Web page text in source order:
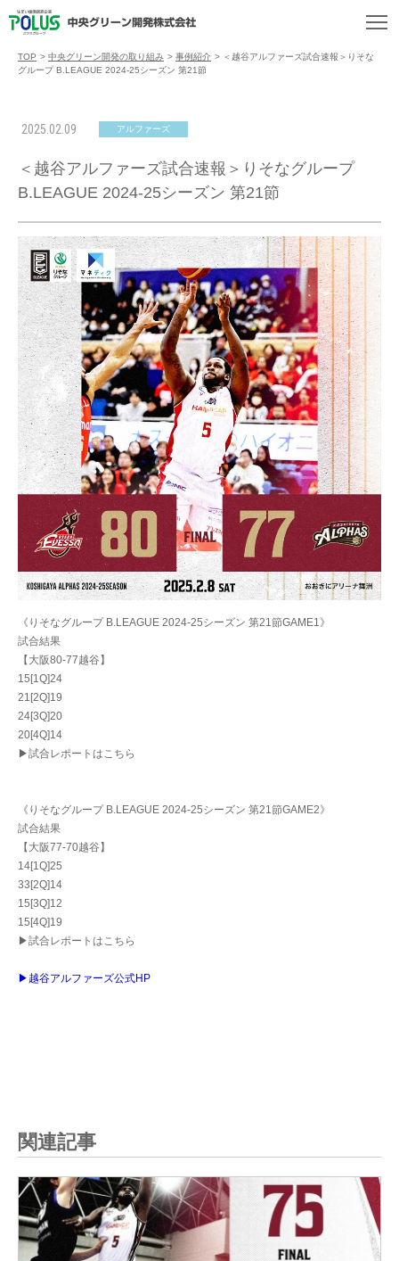
TOP > 中央グリーン開発の取り組み > 事例紹介 > ＜越谷アルファーズ試合速報＞りそな
グループ B.LEAGUE 2024-25シーズン 第21節
2025.02.09 アルファーズ
＜越谷アルファーズ試合速報＞りそなグループ
B.LEAGUE 2024-25シーズン 第21節
《りそなグループ B.LEAGUE 2024-25シーズン 第21節GAME1》
試合結果
【大阪80-77越谷】
15[1Q]24
21[2Q]19
24[3Q]20
20[4Q]14
▶試合レポートはこちら
《りそなグループ B.LEAGUE 2024-25シーズン 第21節GAME2》
試合結果
【大阪77-70越谷】
14[1Q]25
33[2Q]14
15[3Q]12
15[4Q]19
▶試合レポートはこちら
▶越谷アルファーズ公式HP
関連記事